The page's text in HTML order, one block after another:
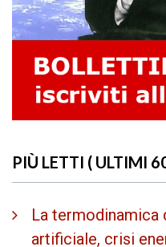
PIÙ LETTI ( ULTIMI
La termodinamica
artificiale, crisi